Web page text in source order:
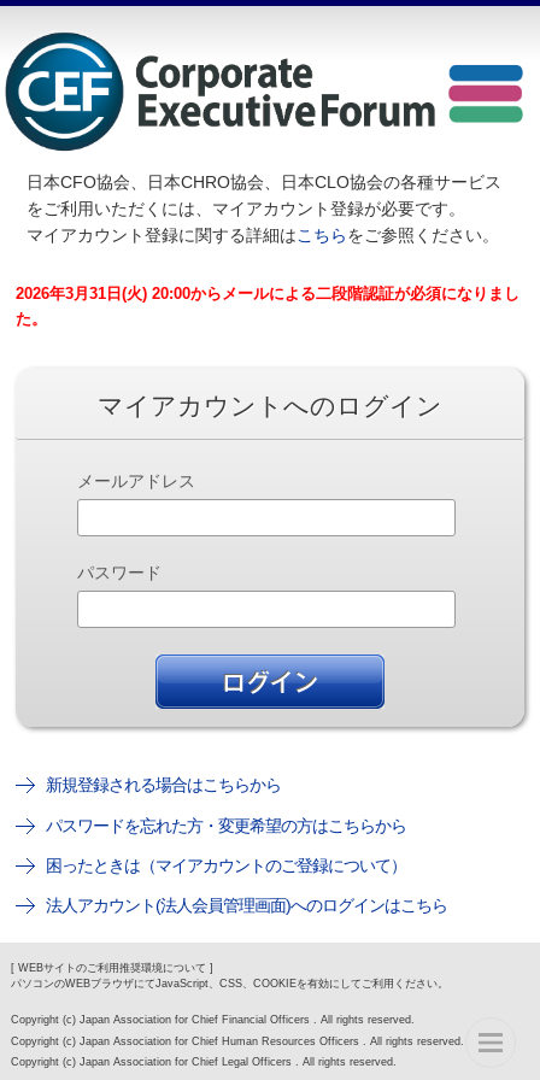
日本CFO協会、日本CHRO協会、日本CLO協会の各種サービス
をご利用いただくには、マイアカウント登録が必要です。
マイアカウント登録に関する詳細はこちらをご参照ください。
2026年3月31日(火) 20:00からメールによる二段階認証が必須になりまし
た。
マイアカウントへのログイン
メールアドレス
パスワード
新規登録される場合はこちらから
パスワードを忘れた方・変更希望の方はこちらから
困ったときは（マイアカウントのご登録について）
法人アカウント(法人会員管理画面)へのログインはこちら
[ WEBサイトのご利用推奨環境について ]
パソコンのWEBブラウザにてJavaScript、CSS、COOKIEを有効にしてご利用ください。
Copyright (c) Japan Association for Chief Financial Officers . All rights reserved.
Copyright (c) Japan Association for Chief Human Resources Officers . All rights reserved.
Copyright (c) Japan Association for Chief Legal Officers . All rights reserved.